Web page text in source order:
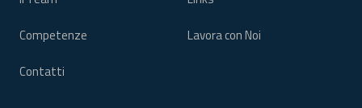
Competenze
Contatti
Lavora con Noi